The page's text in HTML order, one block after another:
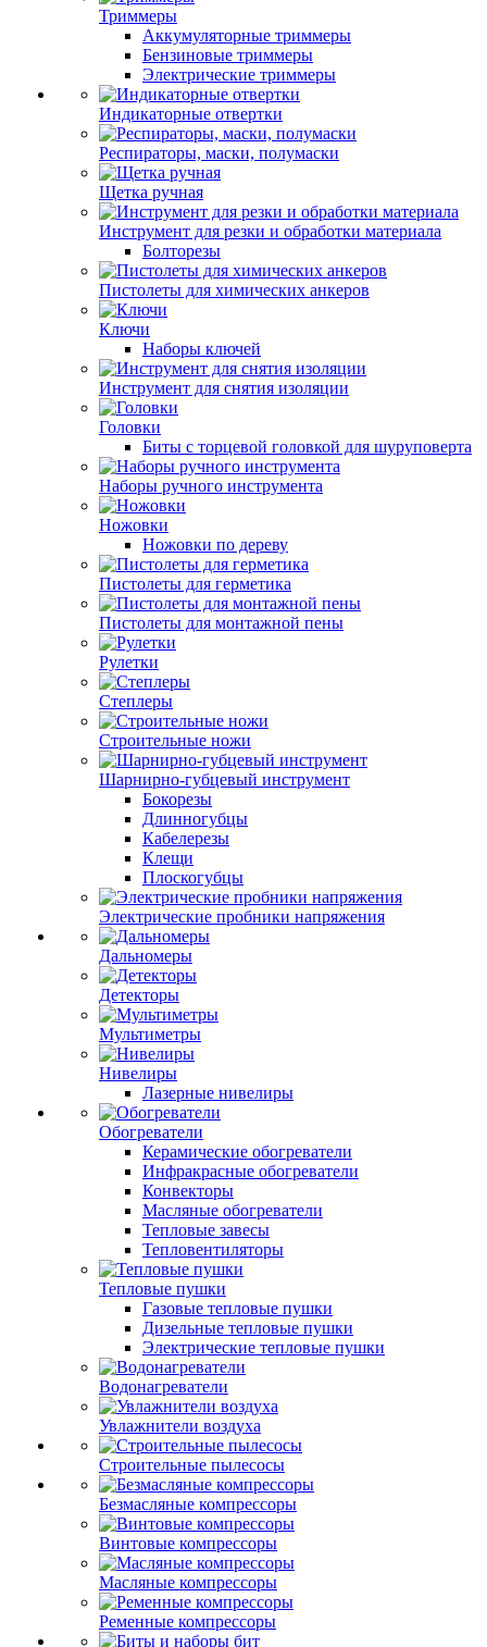
Триммеры
Аккумуляторные триммеры
Бензиновые триммеры
Электрические триммеры
Индикаторные отвертки
Респираторы, маски, полумаски
Щетка ручная
Инструмент для резки и обработки материала
Болторезы
Пистолеты для химических анкеров
Ключи
Наборы ключей
Инструмент для снятия изоляции
Головки
Биты с торцевой головкой для шуруповерта
Наборы ручного инструмента
Ножовки
Ножовки по дереву
Пистолеты для герметика
Пистолеты для монтажной пены
Рулетки
Степлеры
Строительные ножи
Шарнирно-губцевый инструмент
Бокорезы
Длинногубцы
Кабелерезы
Клещи
Плоскогубцы
Электрические пробники напряжения
Дальномеры
Детекторы
Мультиметры
Нивелиры
Лазерные нивелиры
Обогреватели
Керамические обогреватели
Инфракрасные обогреватели
Конвекторы
Масляные обогреватели
Тепловые завесы
Тепловентиляторы
Тепловые пушки
Газовые тепловые пушки
Дизельные тепловые пушки
Электрические тепловые пушки
Водонагреватели
Увлажнители воздуха
Строительные пылесосы
Безмасляные компрессоры
Винтовые компрессоры
Масляные компрессоры
Ременные компрессоры